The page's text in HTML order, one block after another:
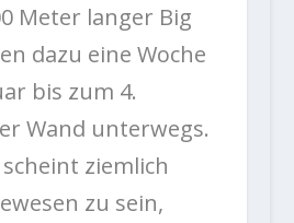
Meter langer Big
dazu eine Woche
bis zum 4.
Wand unterwegs.
ziemlich
zu sein,